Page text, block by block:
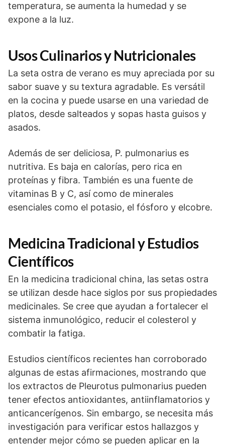
temperatura, se aumenta la humedad y se
expone a la luz.
Usos Culinarios y Nutricionales
La seta ostra de verano es muy apreciada por su
sabor suave y su textura agradable. Es versátil
en la cocina y puede usarse en una variedad de
platos, desde salteados y sopas hasta guisos y
asados.
Además de ser deliciosa, P. pulmonarius es
nutritiva. Es baja en calorías, pero rica en
proteínas y fibra. También es una fuente de
vitaminas B y C, así como de minerales
esenciales como el potasio, el fósforo y elcobre.
Medicina Tradicional y Estudios
Científicos
En la medicina tradicional china, las setas ostra
se utilizan desde hace siglos por sus propiedades
medicinales. Se cree que ayudan a fortalecer el
sistema inmunológico, reducir el colesterol y
combatir la fatiga.
Estudios científicos recientes han corroborado
algunas de estas afirmaciones, mostrando que
los extractos de Pleurotus pulmonarius pueden
tener efectos antioxidantes, antiinflamatorios y
anticancerígenos. Sin embargo, se necesita más
investigación para verificar estos hallazgos y
entender mejor cómo se pueden aplicar en la